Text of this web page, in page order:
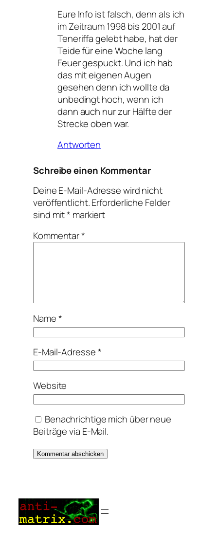
Eure Info ist falsch, denn als ich
im Zeitraum 1998 bis 2001 auf
Teneriffa gelebt habe, hat der
Teide für eine Woche lang
Feuer gespuckt. Und ich hab
das mit eigenen Augen
gesehen denn ich wollte da
unbedingt hoch, wenn ich
dann auch nur zur Hälfte der
Strecke oben war.
Antworten
Schreibe einen Kommentar
Deine E-Mail-Adresse wird nicht
veröffentlicht.Erforderliche Felder
sind mit* markiert
Kommentar*
Name*
E-Mail-Adresse*
Website
Benachrichtige mich über neue
Beiträge via E-Mail.